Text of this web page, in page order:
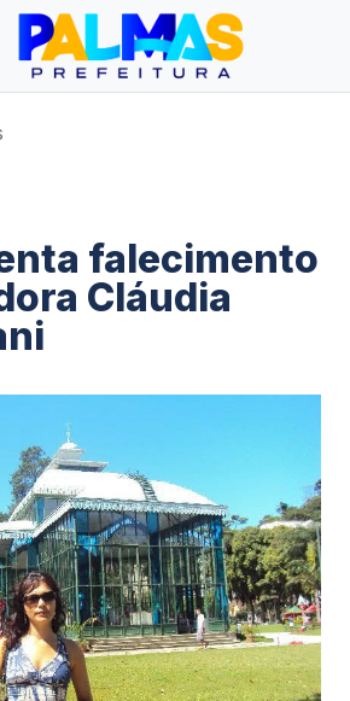
falecimento
Cláudia